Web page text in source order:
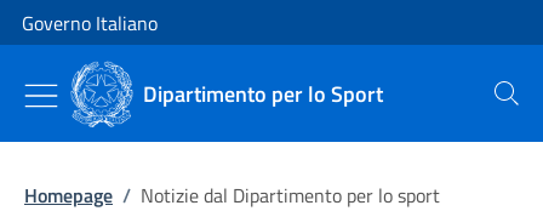
Vai al contenuto
Vai alla navigazione del sito
Governo Italiano
Dipartimento per lo Sport Cerca
Homepage / Notizie dal Dipartimento per lo sport